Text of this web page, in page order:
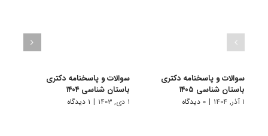
سوالات و پاسخنامه دکتری
باستان شناسی ۱۴۰۵
۱ آذر, ۱۴۰۴ | ۰ دیدگاه
سوالات و پاسخنامه دکتری
باستان شناسی ۱۴۰۴
۱ دی, ۱۴۰۳ | ۱ دیدگاه